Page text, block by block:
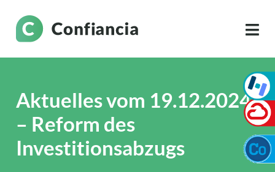
Aktuelles vom 19.12.2024
– Reform des
Investitionsabzugs